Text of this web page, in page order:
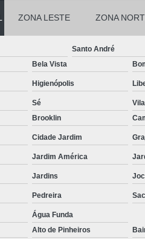
ZONA LESTE ZONA
Santo André
Bela Vista
Higienópolis
Sé
Brooklin
Cidade Jardim
Jardim América
Jardins
Pedreira
Água Funda
Alto de Pinheiros